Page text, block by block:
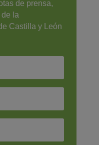
de prensa,
la
Castilla y León